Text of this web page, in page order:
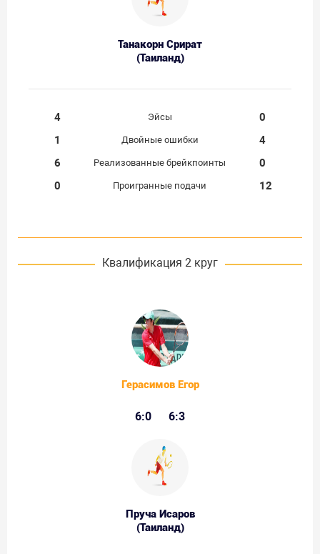
Танакорн Срират
(Таиланд)
4 Эйсы
0
1
Двойные ошибки
4
6
Реализованные брейкпоинты
0
0
Проигранные подачи 12
Квалификация 2 круг
Герасимов Егор
6:0 6:3
Пруча Исаров
(Таиланд)